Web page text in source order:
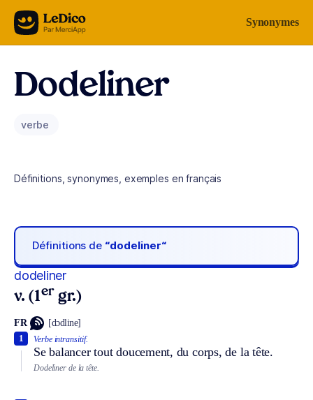
Aller au contenu Synonymes
Dodeliner
verbe
Définitions, synonymes, exemples en français
Définitions de “dodeliner“
dodeliner
v. (1er gr.)
FR [dɔdline]
Verbe intransitif.
Se balancer tout doucement, du corps, de la tête.
1
Dodeliner de la tête.